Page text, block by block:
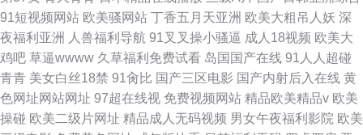
91短视频网站 欧美骚网站 丁香五月天亚洲 欧美大粗吊人妖 深
夜福利亚洲
人兽福利导航 91叉叉操小骚逼 成人18视频 欧美大
鸡吧 草逼wwww 久草福利免费试看 岛国国产在线 91人人超碰
青青 美女白丝18禁 91肏比 国产三区电影 国产内射后入在线 黄
色网址网站网址 97超在线视 免费视频网站 精品欧美精品v 欧美
操碰 欧美二级片网址 精品成人无码视频 男女午夜福利影院 欧美